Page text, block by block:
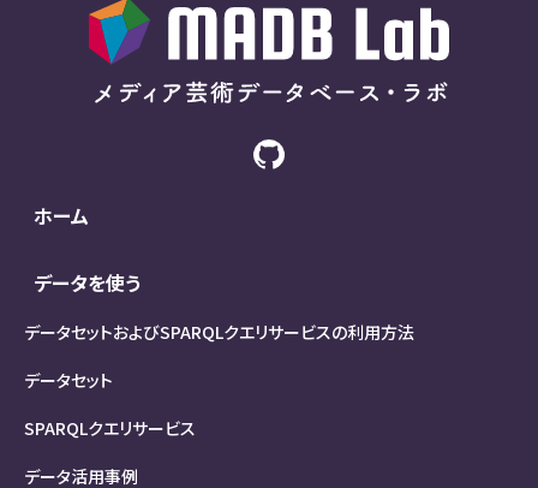
ホーム
データを使う
データセットおよびSPARQLクエリサービスの利用方法
データセット
SPARQLクエリサービス
データ活用事例